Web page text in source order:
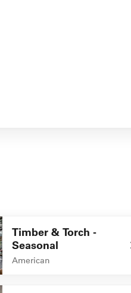
Timber & Torch -
Seasonal
American
& Torch - Seasonal